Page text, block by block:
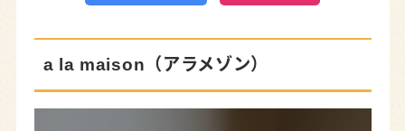
a la maison（アラメゾン）